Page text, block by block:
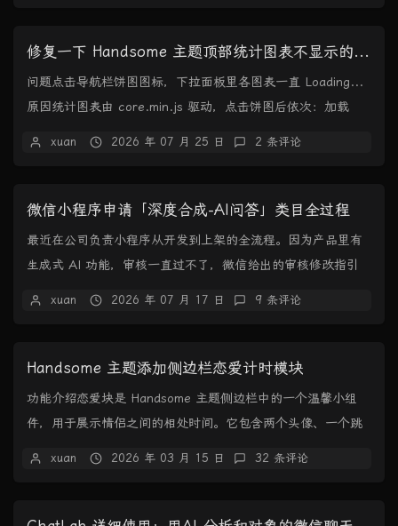
修复一下 Handsome 主题顶部统计图表不显示的问题
问题点击导航栏饼图图标，下拉面板里各图表一直 Loading...
原因统计图表由 core.min.js 驱动，点击饼图后依次：加载
xuan 2026 年 07 月 25 日 2 条评论
微信小程序申请「深度合成-AI问答」类目全过程
最近在公司负责小程序从开发到上架的全流程。因为产品里有
生成式 AI 功能，审核一直过不了，微信给出的审核修改指引
xuan 2026 年 07 月 17 日 9 条评论
Handsome 主题添加侧边栏恋爱计时模块
功能介绍恋爱块是 Handsome 主题侧边栏中的一个温馨小组
件，用于展示情侣之间的相处时间。它包含两个头像、一个跳
xuan 2026 年 03 月 15 日 32 条评论